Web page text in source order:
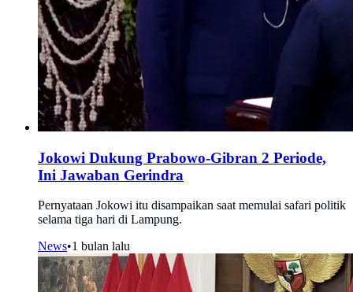
Jokowi Dukung Prabowo-Gibran 2 Periode,
Ini Jawaban Gerindra
Pernyataan Jokowi itu disampaikan saat memulai safari politik
selama tiga hari di Lampung.
News•1 bulan lalu